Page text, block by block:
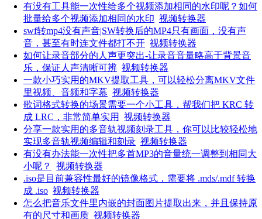
有没有工具能一次性给多个视频添加相同的水印呢？如何
批量给多个视频添加相同的水印 视频转换器
swf转mp4没有声音|SW转换后的MP4只有画面，没有声
音，甚至有时连文件都打不开 视频转换器
如何让录音部分的人声更突出-让录音音量略高于背景音
乐，保证人声清晰可辨 视频转换器
一款小巧实用的MKV提取工具，可以轻松分离MKV文件
里视频、音频和字幕 视频转换器
歌词格式转换的场景需要一个小工具，帮我们把 KRC 转
成 LRC，非常简单实用
视频转换器
分享一款实用的多音轨视频刻录工具，你可以比较轻松地
实现多音轨视频编辑和刻录 视频转换器
有没有办法能一次性把多首MP3的音量统一调整到相同大
小呢？
视频转换器
.iso是目前兼容性最好的镜像格式，需要将 .mds/.mdf 转换
成 .iso 视频转换器
怎么把音乐文件里内嵌的封面图片提取出来，并且保持原
有的尺寸和画质 视频转换器